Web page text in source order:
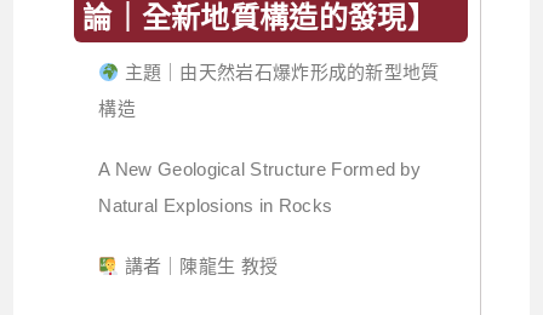
論｜全新地質構造的發現】
主題｜由天然岩石爆炸形成的新型地質
構造
A New Geological Structure Formed by
Natural Explosions in Rocks
講者｜陳龍生 教授